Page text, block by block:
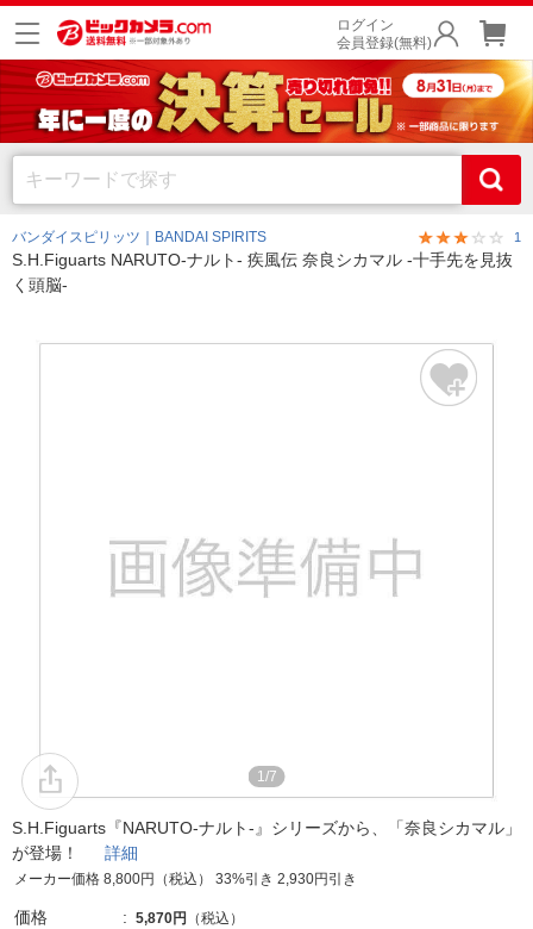
ログイン
会員登録(無料)
バンダイスピリッツ｜BANDAI SPIRITS 1
S.H.Figuarts NARUTO-ナルト- 疾風伝 奈良シカマル -十手先を見抜
く頭脳-
1/7
S.H.Figuarts『NARUTO-ナルト-』シリーズから、「奈良シカマル」
が登場！ 詳細
メーカー価格 8,800円（税込） 33%引き 2,930円引き
価格 5,870円 （税込）